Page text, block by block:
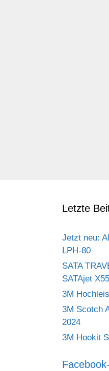
Letzte
Jetzt neu:
LPH-80
SATA
SATAjet
3M
3M Scotch
2024
3M Hookit